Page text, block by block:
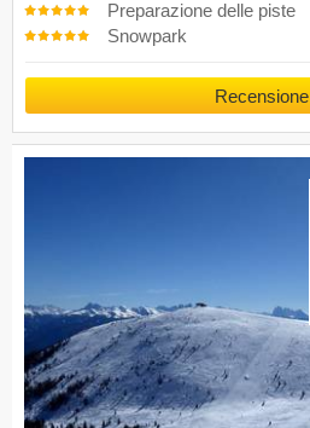
Preparazione delle piste
Snowpark
Recensione